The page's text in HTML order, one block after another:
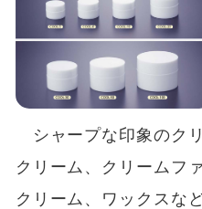
シャープな印象のク
クリーム、クリームフ
クリーム、ワックスな